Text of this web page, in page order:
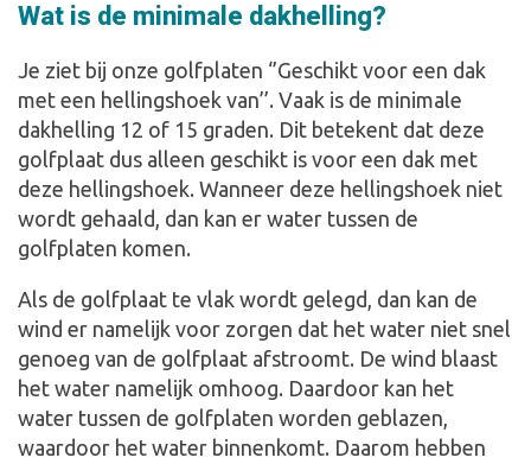
Wat is de minimale dakhelling?
Je ziet bij onze golfplaten ‘’Geschikt voor een dak
met een hellingshoek van’’. Vaak is de minimale
dakhelling 12 of 15 graden. Dit betekent dat deze
golfplaat dus alleen geschikt is voor een dak met
deze hellingshoek. Wanneer deze hellingshoek niet
wordt gehaald, dan kan er water tussen de
golfplaten komen.
Als de golfplaat te vlak wordt gelegd, dan kan de
wind er namelijk voor zorgen dat het water niet snel
genoeg van de golfplaat afstroomt. De wind blaast
het water namelijk omhoog. Daardoor kan het
water tussen de golfplaten worden geblazen,
waardoor het water binnenkomt. Daarom hebben